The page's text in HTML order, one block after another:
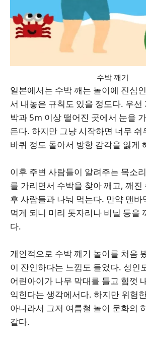
수박 깨기
일본에서는 수박 깨는 놀이에 진심
서 내놓은 규칙도 있을 정도다. 우선
박과 5m 이상 떨어진 곳에서 눈을
든다. 하지만 그냥 시작하면 너무
바퀴 정도 돌아서 방향 감각을 잃게
이후 주변 사람들이 알려주는 목소
를 가리면서 수박을 찾아 깨고, 깨진
후 사람들과 나눠 먹는다. 만약 맨바
먹게 되니 미리 돗자리나 비닐 등을
다.
개인적으로 수박 깨기 놀이를 처음
이 잔인하다는 느낌도 들었다. 성인
어린아이가 나무 막대를 들고 힘껏
익힌다는 생각에서다. 하지만 위험
아니라서 그저 여름철 놀이 문화의
같다.